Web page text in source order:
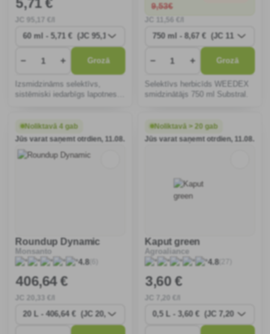
95 ,17 €/l
− + Grozā
Izsmidzināms selektīvs,
sistēmiski iedarbīgs lapotnes
lakstaugu nezāļu
ierobežošanai.
9,53€
,56 €/l
− + Grozā
Selektīvs herbicīds WEEDEX
smidzinātājs 750 ml Substral.
Noliktavā 4 gab
Jūs varat saņemt otrdien, 11.08.
Roundup Dynamic
Monsanto
4.8(6)
406,64 €
20 ,33 €/l
Noliktavā > 20 gab
Jūs varat saņemt otrdien, 11.08.
Kaput green
Agroaliance
4.8(27)
3,60 €
,20 €/l